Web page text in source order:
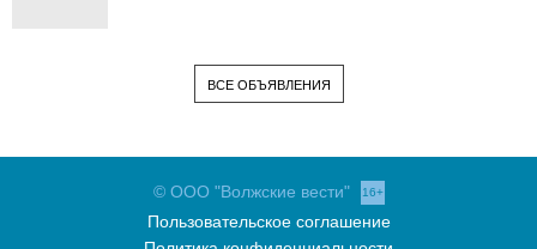
ВСЕ ОБЪЯВЛЕНИЯ
© ООО "Волжские вести" 16+
Пользовательское соглашение